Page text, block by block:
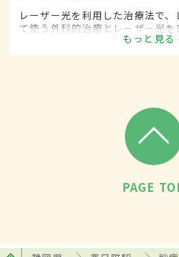
レーザー光を利用した治療法で
て使う外科的治療とレーザー光
治療とに分けられる。前者はが
みやあざの除去などに用いられる
もっと見る
PAGE